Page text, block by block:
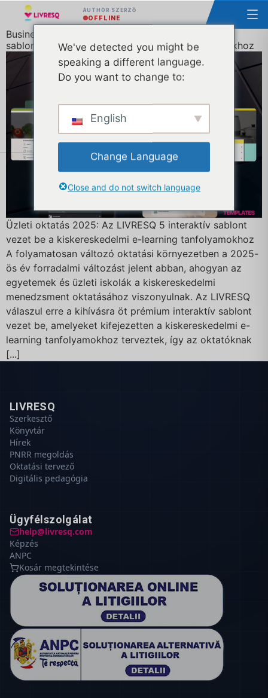
AUTHOR SZERZŐ
OFFLINE
Business Education 2025: Az LIVRESQ 5 interaktív
sablont mutat be a RETAIL e-Learning tanfolyamokhoz
Üzleti oktatás 2025: Az LIVRESQ 5 interaktív sablont
vezet be a kiskereskedelmi e-learning tanfolyamokhoz
A folyamatosan változó oktatási környezetben a 2025-
ös év forradalmi változást jelent abban, ahogyan az
egyetemek és üzleti iskolák a kiskereskedelmi
menedzsment oktatásához viszonyulnak. Az LIVRESQ
válaszul erre a kihívásra öt prémium interaktív sablont
vezet be, amelyeket kifejezetten a kiskereskedelmi e-
learning tanfolyamokhoz terveztek, így az oktatóknak
[...]
LIVRESQ
Szerkesztő
Könyvtár
Hírek
PNRR megoldás
Oktatási tervező
Digitális pedagógia
Ügyfélszolgálat
help@livresq.com
Képzés
ANPC
Kosár megtekintése
We've detected you might be
speaking a different language.
Do you want to change to:
English
Change Language
Close and do not switch language